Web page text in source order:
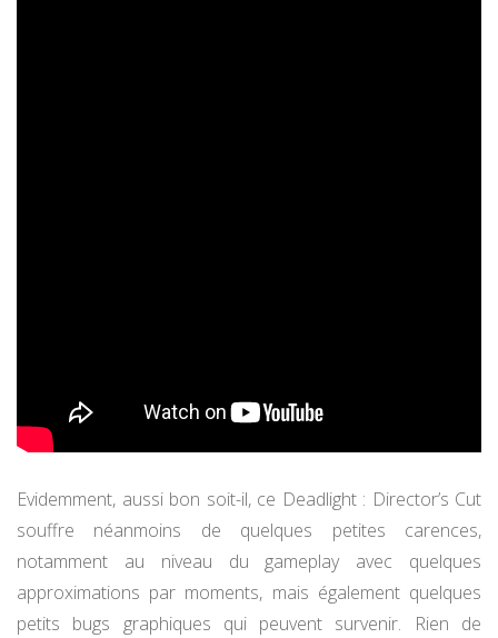
Evidemment, aussi bon soit-il, ce Deadlight : Director’s Cut
souffre néanmoins de quelques petites carences,
notamment au niveau du gameplay avec quelques
approximations par moments, mais également quelques
petits bugs graphiques qui peuvent survenir. Rien de